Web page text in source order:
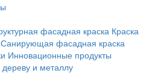
фасадная краска Краска
Санирующая фасадная краска
Инновационные продукты
дереву и металлу